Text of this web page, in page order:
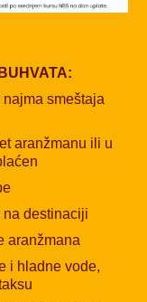
smeštaja
aranžmanu ili u
destinaciji
aranžmana
i hladne vode,